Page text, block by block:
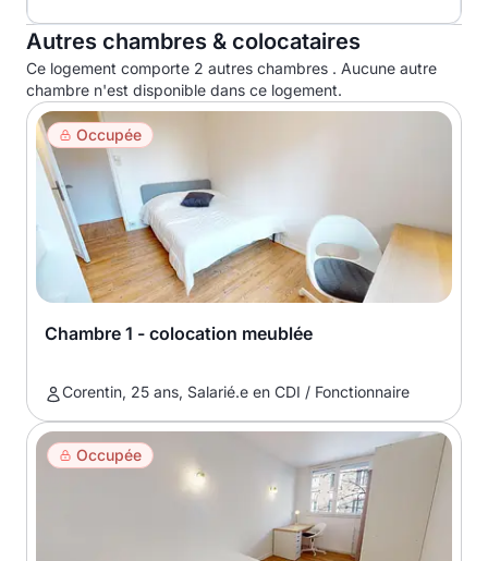
Autres chambres & colocataires
Ce logement comporte 2 autres chambres . Aucune autre
chambre n'est disponible dans ce logement.
Occupée
Chambre 1 - colocation meublée
Corentin, 25 ans, Salarié.e en CDI / Fonctionnaire
Occupée